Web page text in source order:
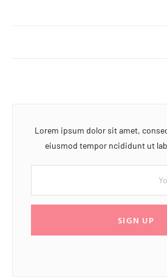
Lorem ipsum dolor sit amet,
eiusmod tempor ncididunt ut
SIGN UP